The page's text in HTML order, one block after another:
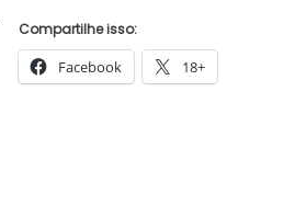
Compartilhe isso:
Facebook 18+